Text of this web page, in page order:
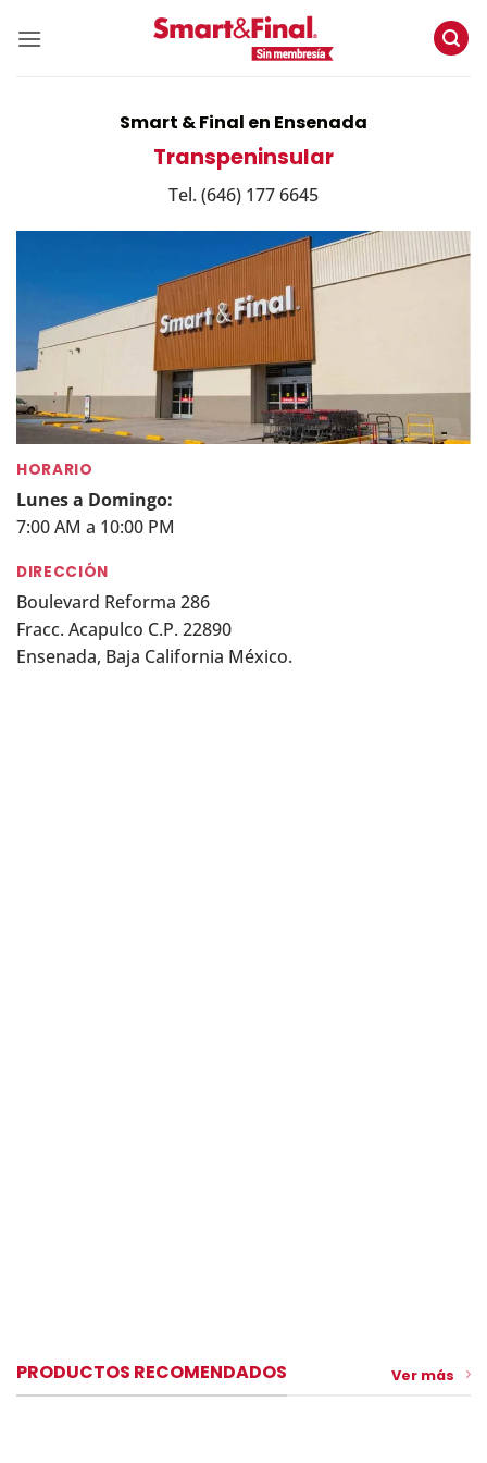
Smart & Final en Ensenada
Transpeninsular
Tel. (646) 177 6645
HORARIO
Lunes a Domingo:
7:00 AM a 10:00 PM
DIRECCIÓN
Boulevard Reforma 286
Fracc. Acapulco C.P. 22890
Ensenada, Baja California México.
PRODUCTOS RECOMENDADOS Ver más